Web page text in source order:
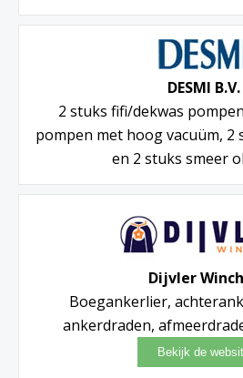
DESMI B.V.
2 stuks fifi/dekwas
pompen met hoog vacuüm, 2
en 2 stuks smeer
Dijvler
Boegankerlier,
ankerdraden,